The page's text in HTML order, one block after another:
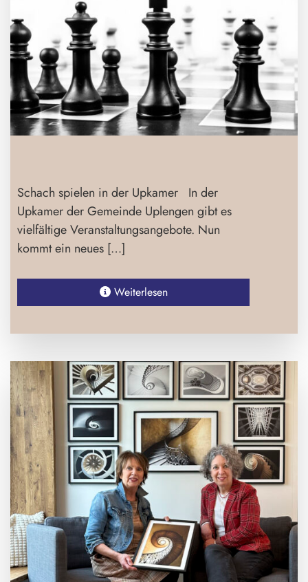
Schach spielen in der Upkamer In der
Upkamer der Gemeinde Uplengen gibt es
vielfältige Veranstaltungsangebote. Nun
kommt ein neues […]
Weiterlesen